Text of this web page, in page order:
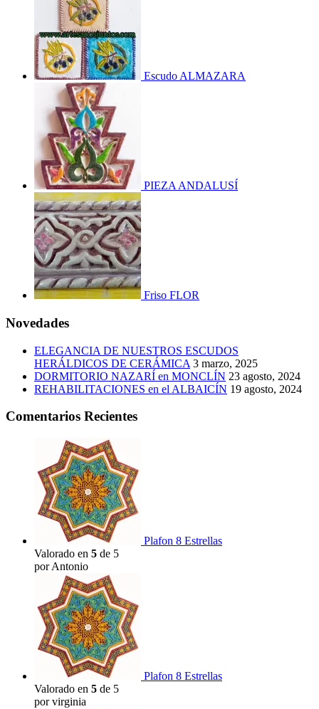
Escudo ALMAZARA
PIEZA ANDALUSÍ
Friso FLOR
Novedades
ELEGANCIA DE NUESTROS ESCUDOS
HERÁLDICOS DE CERÁMICA 3 marzo, 2025
DORMITORIO NAZARÍ en MONCLÍN 23 agosto, 2024
REHABILITACIONES en el ALBAICÍN 19 agosto, 2024
Comentarios Recientes
Plafon 8 Estrellas
Valorado en 5 de 5
por Antonio
Plafon 8 Estrellas
Valorado en 5 de 5
por virginia